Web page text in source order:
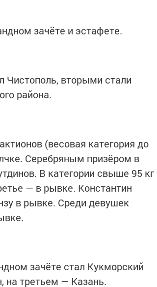
зачёте и эстафете.
Чистополь, вторыми стали
района.
(весовая категория до
Серебряным призёром в
В категории свыше 95 кг
— в рывке. Константин
в рывке. Среди девушек
зачёте стал Кукморский
на третьем — Казань.